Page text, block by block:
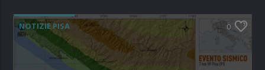
NOTIZIE PISA 0